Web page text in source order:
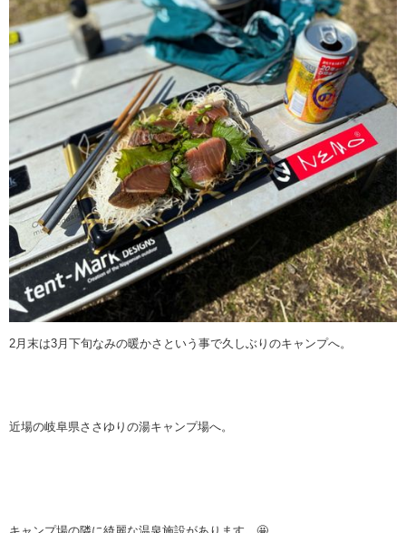
2月末は3月下旬なみの暖かさという事で久しぶりのキャンプへ。
近場の岐阜県ささゆりの湯キャンプ場へ。